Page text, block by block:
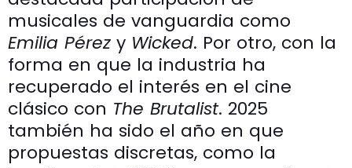
musicales de vanguardia como
Emilia Pérez y Wicked. Por otro, con la
forma en que la industria ha
recuperado el interés en el cine
clásico con The Brutalist. 2025
también ha sido el año en que
propuestas discretas, como la